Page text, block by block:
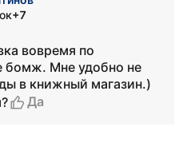
+7
вовремя по
бомж. Мне удобно не
в книжный магазин.)
Да